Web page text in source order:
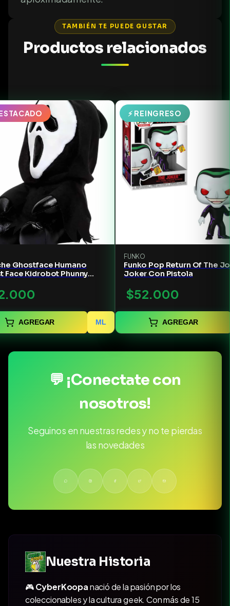
TAMBIÉN TE PUEDE GUSTAR
Productos relacionados
Ghostface Humano
Face Kidrobot Phunny
AGREGAR ML
⚡ REINGRESO
FUNKO
Funko Pop Return Of The
Joker Con Pistola
$52.000
AGREGAR
💬 ¡Conectate con
nosotros!
Seguinos en nuestras redes y no te pierdas
las novedades
Nuestra Historia
🎮CyberKoopanació de la pasión por los
coleccionables y la cultura geek. Con más de 15